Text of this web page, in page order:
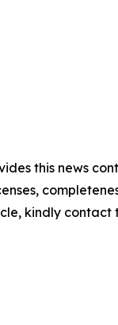
this news
kindly contact